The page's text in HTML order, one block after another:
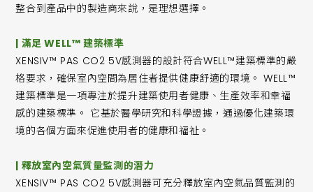
整合到產品中的製造商來說，是理想選擇。
| 滿足 WELL™ 建築標準
XENSIV™ PAS CO2 5V感測器的設計符合WELL™建築標準的嚴
格要求，確保室內空間為居住者提供健康舒適的環境。 ‌WELL™
建築標準是一項專注於提升建築使用者健康、生產效率和幸福
感的建築標準。 ‌它基於醫學研究和科學證據，通過優化建築環
境的各個方面來促進使用者的健康和福祉。
| 釋放室內空氣質量監測的潛力
XENSIV™ PAS CO2 5V感測器可充分釋放室內空氣品質監測的